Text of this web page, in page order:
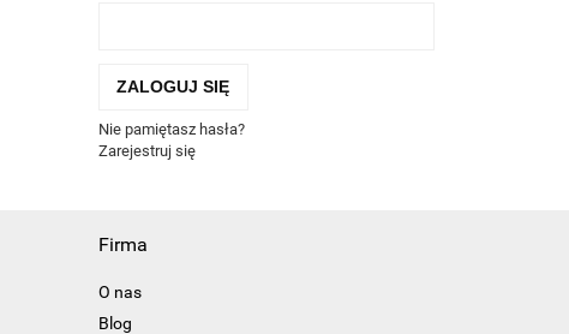
ZALOGUJ SIĘ
Nie pamiętasz hasła?
Zarejestruj się
Firma
O nas
Blog